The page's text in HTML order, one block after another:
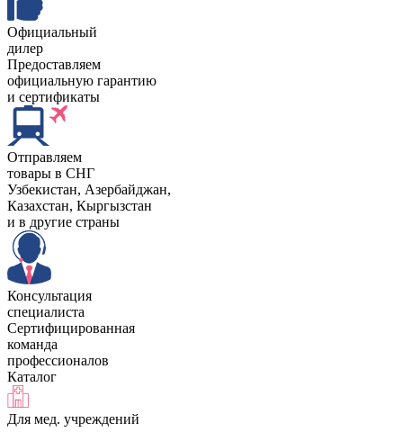
Официальный
дилер
Предоставляем
официальную гарантию
и сертификаты
Отправляем
товары в СНГ
Узбекистан, Aзербайджан,
Казахстан, Кыргызстан
и в другие страны
Консультация
специалиста
Сертифицированная
команда
профессионалов
Каталог
Для мед. учреждений